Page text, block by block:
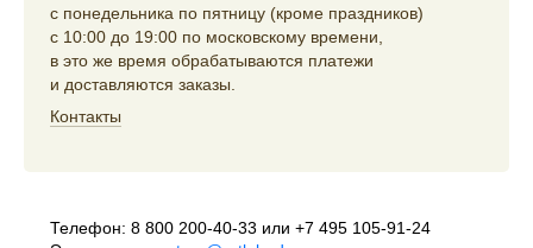
с понедельника по пятницу (кроме праздников)
с 10:00 до 19:00 по московскому времени,
в это же время обрабатываются платежи
и доставляются заказы.
Контакты
Телефон: 8 800 200-40-33 или +7 495 105-91-24